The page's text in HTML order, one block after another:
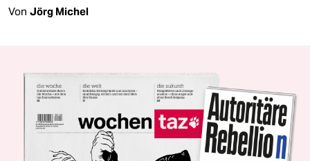
Von Jörg Michel